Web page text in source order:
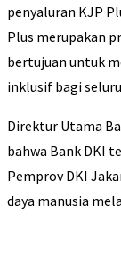
penyaluran KJP
Plus merupakan
bertujuan untuk
inklusif bagi
Direktur Utama
bahwa Bank DKI
Pemprov DKI
daya manusia